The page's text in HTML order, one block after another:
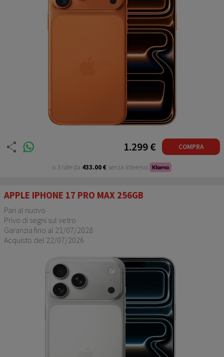
1.299 € COMPRA
o 3 rate da 433.00 €senza interessi.
APPLE IPHONE 17 PRO MAX 256GB
Pari al nuovo
Privo di segni sul vetro
Garanzia fino al 21/07/2028
Acquisto del 22/07/2026